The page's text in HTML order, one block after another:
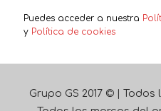
Puedes acceder a nuestra
y Política de cookies
Grupo GS 2017 © |